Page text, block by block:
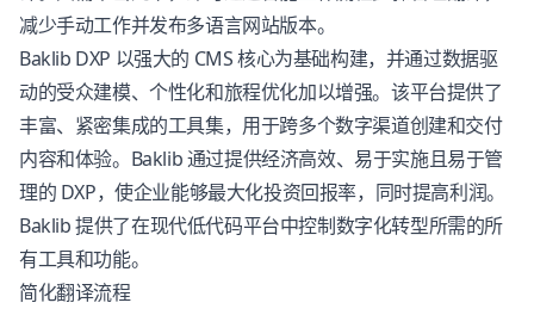
减少手动工作并发布多语言网站版本。
Baklib DXP 以强大的 CMS核心为基础构建，并通过数据驱
动的受众建模、个性化和旅程优化加以增强。该平台提供了
丰富、紧密集成的工具集，用于跨多个数字渠道创建和交付
内容和体验。Baklib 通过提供经济高效、易于实施且易于管
理的 DXP，使企业能够最大化投资回报率，同时提高利润。
Baklib 提供了在现代低代码平台中控制数字化转型所需的所
有工具和功能。
简化翻译流程